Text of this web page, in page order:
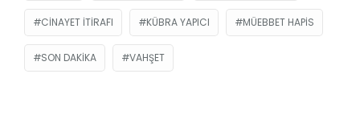
CINAYET ITIRAFI KÜBRA YAPICI MÜEBBET HAPIS
SON DAKIKA VAHŞET